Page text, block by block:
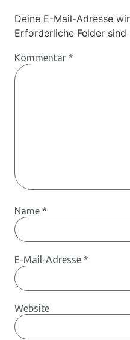
Deine E-Mail-Adresse
Erforderliche Felder sind
Kommentar *
Name *
E-Mail-Adresse *
Website